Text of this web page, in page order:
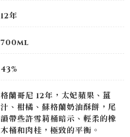
12年
700ml
43%
格蘭哥尼 12年，太妃蘋果、薑
汁、柑橘、蘇格蘭奶油酥餅，尾
韻帶些許雪莉桶暗示、輕柔的橡
木桶和肉桂，極致的平衡。